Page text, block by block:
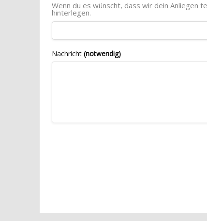
Wenn du es wünscht, dass wir dein Anliegen
hinterlegen.
Nachricht(notwendig)